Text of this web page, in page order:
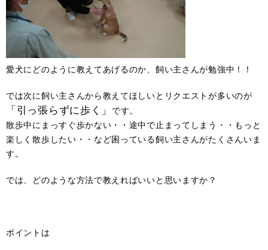
愛犬にどのように教えてあげるのか、飼い主さんが勉強中！！
では次に飼い主さんから教えてほしいとリクエストが多いのが
「引っ張らずに歩く」
です。
散歩中にまっすぐ歩かない・・途中で止まってしまう・・もっと
楽しく散歩したい・・など困っている飼い主さんがたくさんいま
す。
では、どのような方法で教えればいいと思いますか？
ポイントは